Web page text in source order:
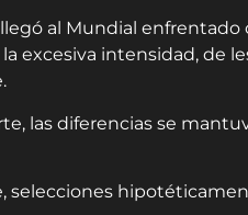
al Mundial enfrentado
excesiva intensidad, de
las diferencias se
selecciones